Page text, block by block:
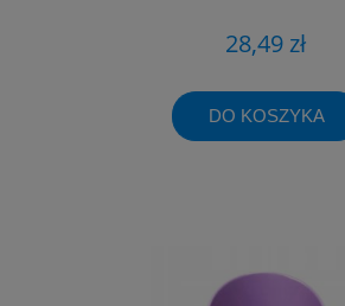
28,49 zł
DO KOSZYKA